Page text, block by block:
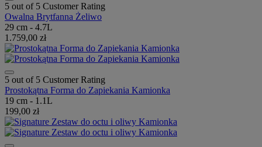
5 out of 5 Customer Rating
Owalna Brytfanna Żeliwo
29 cm - 4.7L
1.759,00 zł
5 out of 5 Customer Rating
Prostokątna Forma do Zapiekania Kamionka
19 cm - 1.1L
199,00 zł